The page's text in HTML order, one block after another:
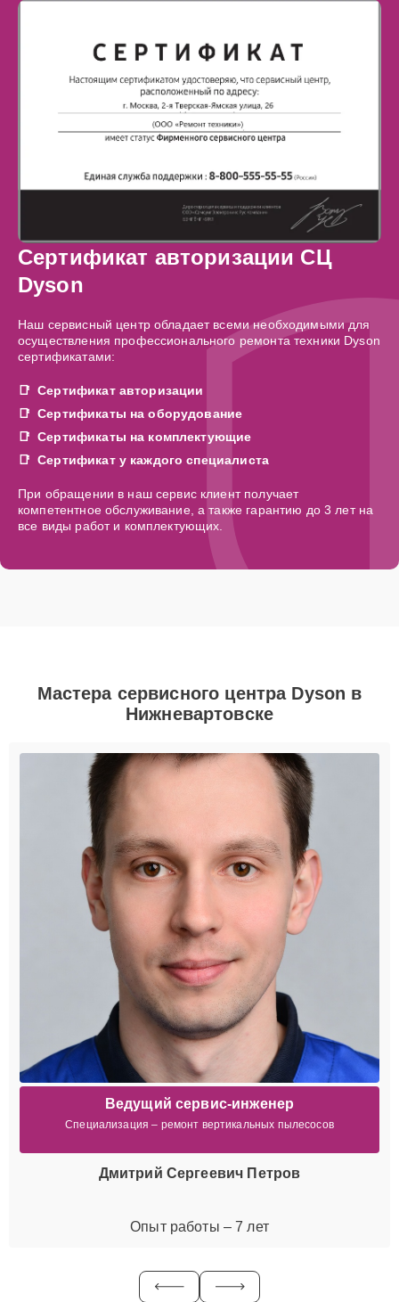
Сертификат авторизации СЦ
Dyson
Наш сервисный центр обладает всеми необходимыми для
осуществления профессионального ремонта техники Dyson
сертификатами:
Сертификат авторизации
Сертификаты на оборудование
Сертификаты на комплектующие
Сертификат у каждого специалиста
При обращении в наш сервис клиент получает
компетентное обслуживание, а также гарантию до 3 лет на
все виды работ и комплектующих.
Мастера сервисного центра Dyson в
Нижневартовске
Ведущий сервис-инженер
Специализация – ремонт вертикальных пылесосов
Дмитрий Сергеевич Петров
Опыт работы – 7 лет